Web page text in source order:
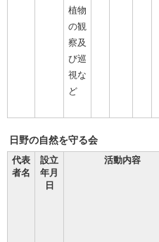
植物
の観
察及
び巡
視な
ど
日野の自然を守る会
代表
者名
設立
年月
日
活動内容